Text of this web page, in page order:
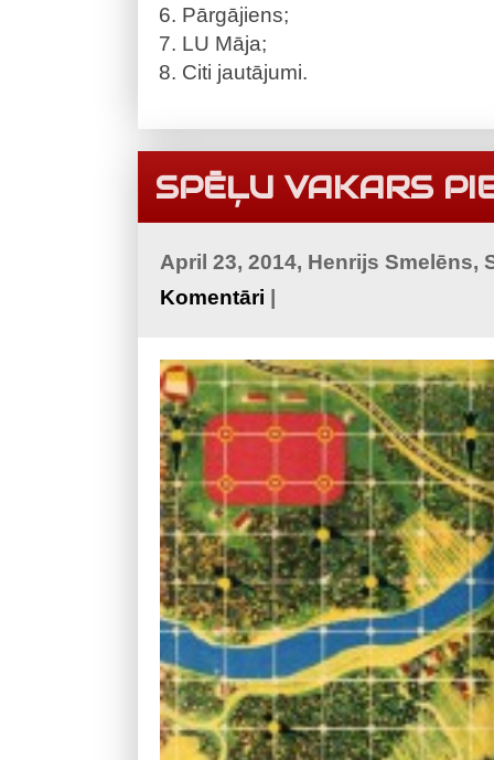
Pārgājiens;
LU Māja;
Citi jautājumi.
SPĒĻU VAKARS
April 23, 2014, Henrijs Smelēns,
Komentāri